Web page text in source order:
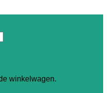
winkelwagen.